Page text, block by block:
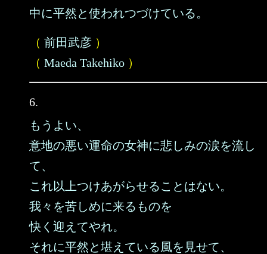
中に平然と使われつづけている。
（ 前田武彦 ）
（ Maeda Takehiko ）
6.
もうよい、
意地の悪い運命の女神に悲しみの涙を流し
て、
これ以上つけあがらせることはない。
我々を苦しめに来るものを
快く迎えてやれ。
それに平然と堪えている風を見せて、